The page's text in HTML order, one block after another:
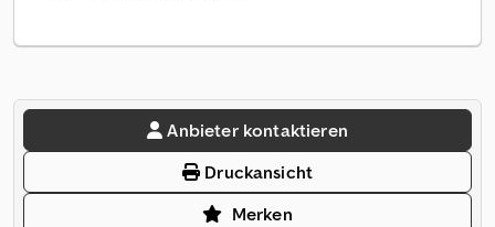
Anbieter kontaktieren
Druckansicht
Merken